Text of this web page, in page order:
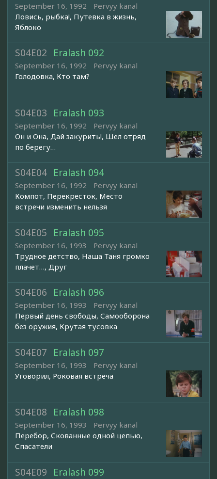
September 16, 1992
Pervyy kanal
Ловись, рыбка!, Путевка в жизнь,
Яблоко
S04E02 Eralash 092
September 16, 1992
Pervyy kanal
Голодовка, Кто там?
S04E03 Eralash 093
September 16, 1992
Pervyy kanal
Он и Она, Дай закурить!, Шел отряд
по берегу…
S04E04 Eralash 094
September 16, 1992
Pervyy kanal
Компот, Перекресток, Место
встречи изменить нельзя
S04E05 Eralash 095
September 16, 1993
Pervyy kanal
Трудное детство, Наша Таня громко
плачет…, Друг
S04E06 Eralash 096
September 16, 1993
Pervyy kanal
Первый день свободы, Самооборона
без оружия, Крутая тусовка
S04E07 Eralash 097
September 16, 1993
Pervyy kanal
Уговорил, Роковая встреча
S04E08 Eralash 098
September 16, 1993
Pervyy kanal
Перебор, Скованные одной цепью,
Спасатели
S04E09 Eralash 099